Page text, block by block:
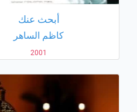
أبحث عنك
كاظم الساهر
2001